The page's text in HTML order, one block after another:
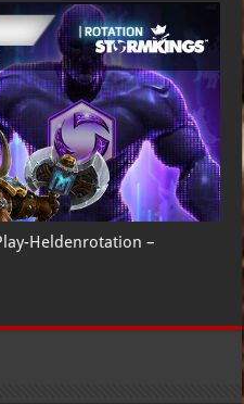
Heldenrotation –